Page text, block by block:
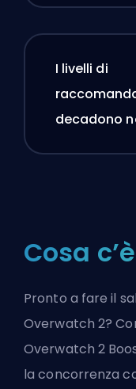
I livelli di
decadono
Cosa c’è
Pronto a fare il
Overwatch 2?
Overwatch 2
la concorrenza